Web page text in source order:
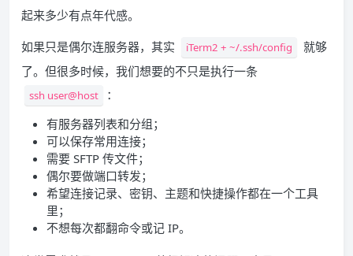
起来多少有点年代感。
如果只是偶尔连服务器，其实
iTerm2 + ~/.ssh/config
就够
了。但很多时候，我们想要的不只是执行一条
ssh user@host
：
有服务器列表和分组；
可以保存常用连接；
需要 SFTP 传文件；
偶尔要做端口转发；
希望连接记录、密钥、主题和快捷操作都在一个工具
里；
不想每次都翻命令或记 IP。